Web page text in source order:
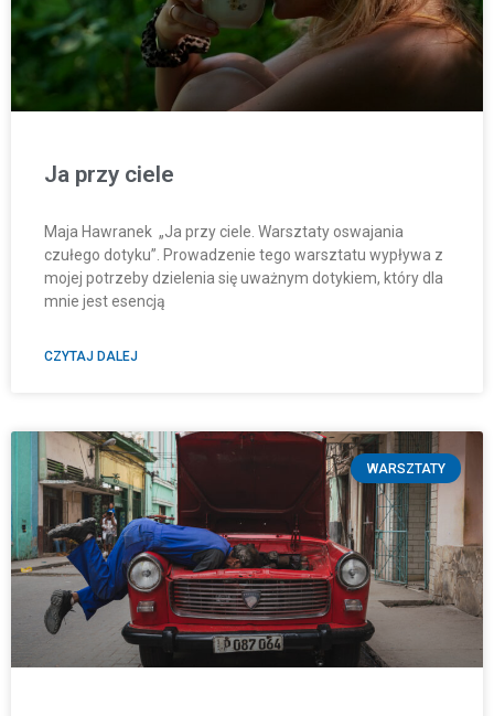
Ja przy ciele
Maja Hawranek „Ja przy ciele. Warsztaty oswajania
czułego dotyku”. Prowadzenie tego warsztatu wypływa z
mojej potrzeby dzielenia się uważnym dotykiem, który dla
mnie jest esencją
CZYTAJ DALEJ
WARSZTATY